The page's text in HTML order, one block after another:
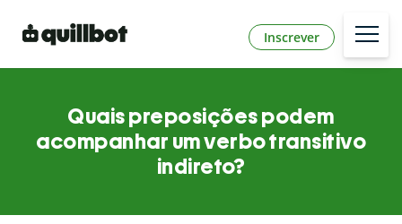
Inscrever
Quais preposições podem
acompanhar um verbo transitivo
indireto?